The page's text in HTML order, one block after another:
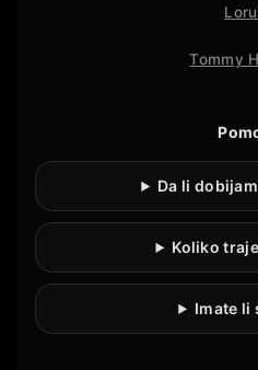
Tommy
Da li
Koliko
Imate li